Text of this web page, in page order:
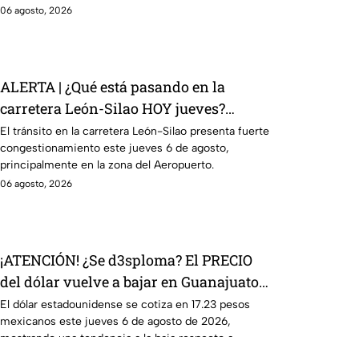
06 agosto, 2026
ALERTA | ¿Qué está pasando en la
carretera León-Silao HOY jueves?
Reportan tráfico intenso rumbo al
Aeropuerto
El tránsito en la carretera León-Silao presenta fuerte
congestionamiento este jueves 6 de agosto,
principalmente en la zona del Aeropuerto.
06 agosto, 2026
¡ATENCIÓN! ¿Se d3sploma? El PRECIO
del dólar vuelve a bajar en Guanajuato:
Así amanece el tipo de cambio HOY 6 de
agosto
El dólar estadounidense se cotiza en 17.23 pesos
mexicanos este jueves 6 de agosto de 2026,